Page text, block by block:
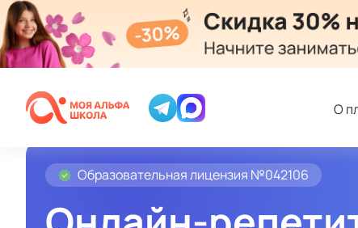
О
Образовательная лицензия №042106